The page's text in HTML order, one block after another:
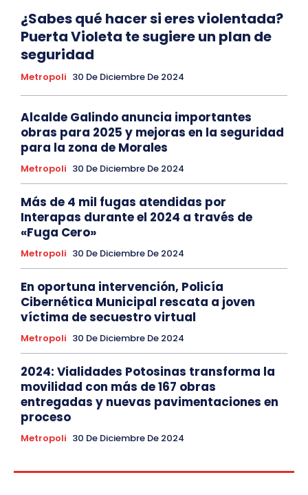
¿Sabes qué hacer si eres violentada?
Puerta Violeta te sugiere un plan de
seguridad
Metropoli 30 De Diciembre De 2024
Alcalde Galindo anuncia importantes
obras para 2025 y mejoras en la seguridad
para la zona de Morales
Metropoli 30 De Diciembre De 2024
Más de 4 mil fugas atendidas por
Interapas durante el 2024 a través de
«Fuga Cero»
Metropoli 30 De Diciembre De 2024
En oportuna intervención, Policía
Cibernética Municipal rescata a joven
víctima de secuestro virtual
Metropoli 30 De Diciembre De 2024
2024: Vialidades Potosinas transforma la
movilidad con más de 167 obras
entregadas y nuevas pavimentaciones en
proceso
Metropoli 30 De Diciembre De 2024